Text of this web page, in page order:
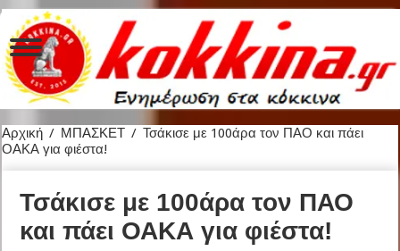
Αρχική / ΜΠΑΣΚΕΤ / Τσάκισε με 100άρα τον ΠΑΟ και πάει
ΟΑΚΑ για φιέστα!
Τσάκισε με 100άρα τον ΠΑΟ
και πάει ΟΑΚΑ για φιέστα!